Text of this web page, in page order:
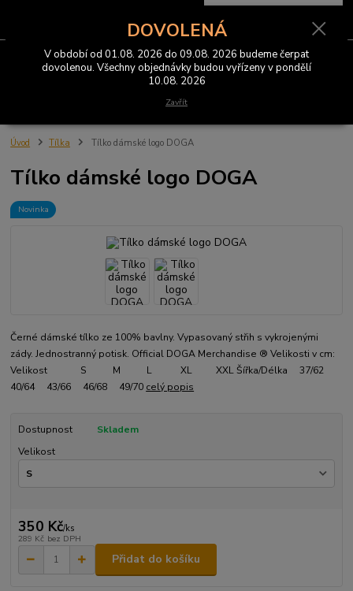
Menu
0 Kč
Úvod Tílka Tílko dámské logo DOGA
Tílko dámské logo DOGA
Novinka
Černé dámské tílko ze 100% bavlny. Vypasovaný střih s vykrojenými
zády. Jednostranný potisk. Official DOGA Merchandise ® Velikosti v cm:
Velikost S M L XL XXL Šířka/Délka 37/62
40/64 43/66 46/68 49/70 celý popis
Dostupnost
Skladem
Velikost
350 Kč/ks
289 Kč bez DPH
Přidat do košíku
DOVOLENÁ
V období od 01.08. 2026 do 09.08. 2026 budeme čerpat
dovolenou. Všechny objednávky budou vyřízeny v pondělí
10.08. 2026
Zavřít